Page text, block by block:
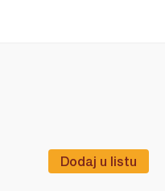
Dodaj u listu